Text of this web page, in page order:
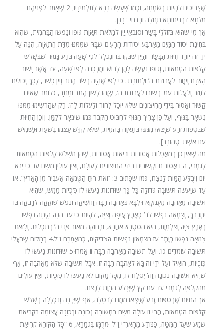
שֶׁצְּרִיכִים לִהְיוֹת בְּשִׂמְחָה, וּכְמוֹ שֶׁעָשָׂה רָבָא לְתַלְמִידָיו, 2 שֶׁאָמַר לִפְנֵיהֶם
מִלְּתָא דִּבְדִיחוּתָא תְּחִלָּה וּבְדַחֵי רַבָּנָן.
אַךְ מִי שֶׁהוּא בְּזוֹלְלֵי בָּשָׂר וְסוֹבְאֵי יַיִן לְמַלֹּאת תַּאֲוַת גּוּפוֹ וְנַפְשׁוֹ הַבַּהֲמִית, שֶׁהִוא
בְּחִינַת יְסוֹד הַמַּיִם מֵאַרְבַּע יְסוֹדוֹת הָרָעִים שֶׁבָּהּ שֶׁמִּמֶּנּוּ מִדַּת הַתַּאֲוָה, הִנֵּה עַל
יְדֵי זֶה יוֹרֵד חִיּוּת הַבָּשָׂר וְהַיַּיִן שֶׁבְּקִרְבּוֹ וְנִכְלָל לְפִי שָׁעָה בְּרַע גָּמוּר שֶׁבְּשָׁלֹש
קְלִפּוֹת הַטְּמֵאוֹת, וְגוּפוֹ נַעֲשֶׂה לָהֶן לְבוּשׁ וּמֶרְכָּבָה לְפִי שָׁעָה, עַד אֲשֶׁר יָשׁוּב
הָאָדָם וְיַחֲזֹר לַעֲבוֹדַת ה’ וּלְתוֹרָתוֹ. כִּי לְפִי שֶׁהָיָה בְּשַׂר הֶתֵּר וְיַיִן כָּשֵׁר, לְכָךְ יְכוֹלִים
לַחֲזֹר וְלַעֲלוֹת עִמּוֹ בְּשׁוּבוֹ לַעֲבוֹדַת ה’, שֶׁזֶּהוּ לְשׁוֹן הֶתֵּר וּמֻתָּר, כְּלוֹמַר שֶׁאֵינוֹ
קָשׁוּר וְאָסוּר בִּידֵי הַחִיצוֹנִים שֶׁלֹּא יוּכַל לַחֲזֹר וְלַעֲלוֹת לַה’. רַק שֶׁהָרְשִׁימוּ מִמֶּנּוּ
נִשְׁאָר בַּגּוּף, וְעַל כֵּן צָרִיךְ הַגּוּף לְחִבּוּט הַקֶּבֶר כְּמוֹ שֶׁיְּבֹאָר לְקַמָּן. [וְכֵן הַחִיּוּת
שֶׁבְּטִפּוֹת זֶרַע שֶׁיָּצְאוּ מִמֶּנּוּ בְּתַאֲוָה בַּהֲמִית, שֶׁלֹּא קִדֵּשׁ עַצְמוֹ בִּשְׁעַת תַּשְׁמִישׁ
עִם אִשְׁתּוֹ טְהוֹרָה].
מַה שֶּׁאֵין כֵּן בְּמַאֲכָלוֹת אֲסוּרוֹת וּבִיאוֹת אֲסוּרוֹת, שֶׁהֵן מִשָּׁלֹשׁ קְלִפּוֹת הַטְּמֵאוֹת
לְגַמְרֵי, הֵם אֲסוּרִים וּקְשׁוּרִים בִּידֵי הַחִיצוֹנִים לְעוֹלָם, וְאֵין עוֹלִין מִשָּׁם עַד כִּי יָבֹא
יוֹם וִיבֻלַּע הַמָּוֶת לָנֶצַח, כְּמוֹ שֶׁכָּתוּב 3: “וְאֶת רוּחַ הַטֻּמְאָה אַעֲבִיר מִן הָאָרֶץ”. אוֹ
עַד שֶׁיַּעֲשֶׂה תְּשׁוּבָה גְּדוֹלָה כָּל כָּךְ שֶׁזְּדוֹנוֹת נַעֲשֹוּ לוֹ כִּזְכֻיּוֹת מַמָּשׁ, שֶׁהִיא
תְּשׁוּבָה מֵאַהֲבָה מֵעֻמְקָא דְּלִבָּא בְּאַהֲבָה רַבָּה וַחֲשִׁיקָה וְנֶפֶשׁ שׁוֹקֵקָה לְדָבְקָה בּוֹ
יִתְבָּרַךְ, וְצָמְאָה נַפְשׁוֹ לַה’ כְּאֶרֶץ עֲיֵפָה וְצִיָּה, לִהְיוֹת כִּי עַד הֵנָּה הָיְתָה נַפְשׁוֹ
בְּאֶרֶץ צִיָּה וְצַלְמָוֶת, הִיא הַסִּטְרָא אַחֲרָא, וּרְחוֹקָה מֵאוֹר פְּנֵי ה’ בְּתַכְלִית. וְלָזֹאת
צָמְאָה נַפְשׁוֹ בְּיֶתֶר עֹז מִצִּמְּאוֹן נַפְשׁוֹת הַצַּדִּיקִים, כְּמַאֲמָרָם זַ”ל:4 בְּמָקוֹם שֶׁבַּעֲלֵי
תְּשׁוּבָה עוֹמְדִים כו’. וְעַל תְּשׁוּבָה מֵאַהֲבָה רַבָּה זוֹ אָמְרוּ 5 שֶׁזְּדוֹנוֹת נַעֲשֹוּ לוֹ
כִּזְכֻיּוֹת, הוֹאִיל וְעַל יְדֵי זֶה בָּא לְאַהֲבָה רַבָּה זוֹ. אֲבָל תְּשׁוּבָה שֶׁלֹּא מֵאַהֲבָה זוֹ, אַף
שֶׁהִיא תְּשׁוּבָה נְכוֹנָה וַה’ יִסְלַח לוֹ, מִכָּל מָקוֹם לֹא נַעֲשֹוּ לוֹ כִּזְכֻיּוֹת, וְאֵין עוֹלִים
מֵהַקְּלִפָּה לְגַמְרֵי עַד עֵת קֵץ שֶׁיְּבֻלַּע הַמָּוֶת לָנֶצַח.
אַךְ הַחִיּוּת שֶׁבְּטִפּוֹת זֶרַע שֶׁיָּצְאוּ מִמֶּנּוּ לְבַטָּלָה, אַף שֶׁיָּרְדָה וְנִכְלְלָה בְּשָׁלֹשׁ
קְלִפּוֹת הַטְּמֵאוֹת, הֲרֵי זוֹ עוֹלָה מִשָּׁם בִּתְשׁוּבָה נְכוֹנָה וּבְכַוָּנָה עֲצוּמָה בִּקְרִיאַת
שְׁמַע שֶׁעַל הַמִּטָּה, כַּנּוֹדַע מֵהָאֲרִ”י זַ”ל וּמְרֻמָּז בִּגְמָרָא, 6 “כָּל הַקּוֹרֵא קְרִיאַת